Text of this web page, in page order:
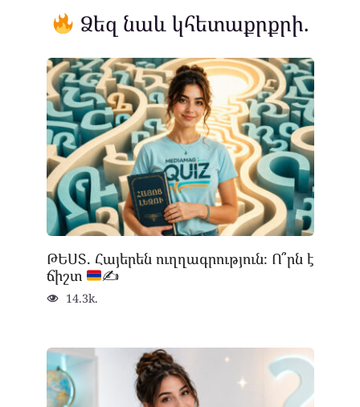
Ձեզ նաև կհետաքրքրի.
ԹԵՍՏ. Հայերեն ուղղագրություն։ Ո՞րն է
ճիշտ
✍
14.3k.